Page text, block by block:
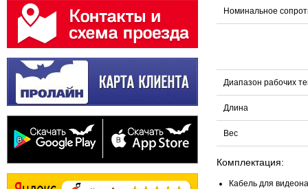
Номинальное
Диапазон рабочих
Длина
Вес
Комплектация:
Кабель для